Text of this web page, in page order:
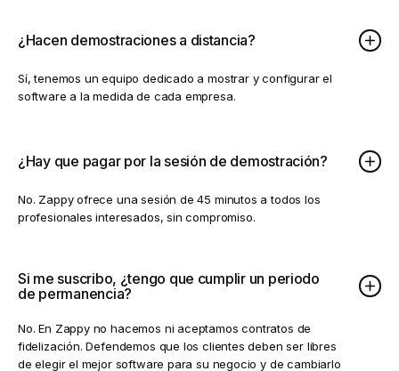
¿Hacen demostraciones a distancia?
Sí, tenemos un equipo dedicado a mostrar y configurar el
software a la medida de cada empresa.
¿Hay que pagar por la sesión de demostración?
No. Zappy ofrece una sesión de 45 minutos a todos los
profesionales interesados, sin compromiso.
Si me suscribo, ¿tengo que cumplir un periodo
de permanencia?
No. En Zappy no hacemos ni aceptamos contratos de
fidelización. Defendemos que los clientes deben ser libres
de elegir el mejor software para su negocio y de cambiarlo